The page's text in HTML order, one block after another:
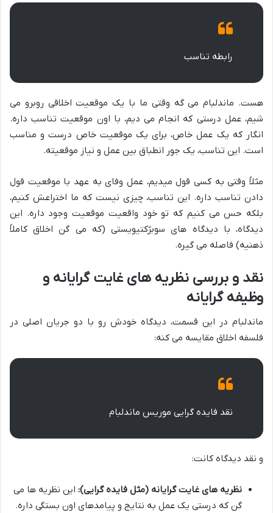
رابطه تناسب
هست. ماندلبام می گه وقتی ما با یک موقعیت اخلاقی روبرو می
شیم، عمل درستی که انجام می دیم، با اون موقعیت تناسب داره.
انگار که یک عمل خاص، برای یک موقعیت خاص درست و مناسب
است. این تناسب، یک جور انطباق بین عمل و نیاز موقعیته.
مثلاً وقتی به کسی قول میدیم، عمل وفای به عهد با موقعیت قول
دادن تناسب داره. این تناسب، چیزی نیست که ما اختراعش کنیم،
بلکه حس می کنیم که تو خود واقعیت موقعیت وجود داره. این
دیدگاه، با دیدگاه های سوبژکتیویستی (که می گن اخلاق کاملاً
ذهنیه) فاصله می گیره.
نقد و بررسی نظریه های غایت گرایانه و
وظیفه گرایانه
ماندلبام در این قسمت، دیدگاه خودش رو با دو جریان اصلی در
فلسفه اخلاق مقایسه می کنه:
نقد فایده گرایی موریس ماندلبام
و نقد دیدگاه کانت:
نظریه های غایت گرایانه (مثل فایده گرایی): این نظریه ها می
گن که درستی یک عمل به نتایج و پیامدهای اون بستگی داره.